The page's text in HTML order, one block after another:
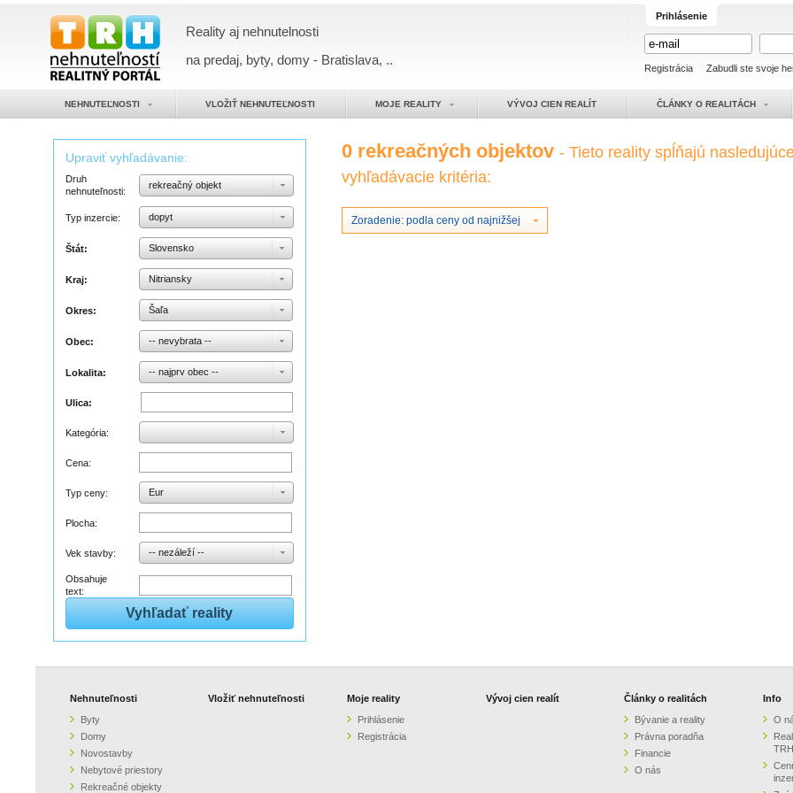
Reality aj nehnutelnosti
na predaj, byty, domy - Bratislava, ..
Prihlásenie
Registrácia Zabudli ste svoje
NEHNUTEĽNOSTI VLOŽIŤ NEHNUTEĽNOSTI MOJE REALITY VÝVOJ CIEN REALÍT ČLÁNKY O REALITÁCH
Upraviť vyhľadávanie:
Druh
nehnuteľnosti:
rekreačný objekt
Typ inzercie: dopyt
Štát: Slovensko
Kraj: Nitriansky
Okres: Šaľa
Obec: -- nevybrata --
Lokalita: -- najprv obec --
Ulica:
Kategória:
Cena:
Typ ceny: Eur
Plocha:
Vek stavby: -- nezáleží --
Obsahuje
text:
0 rekreačných objektov- Tieto reality spĺňajú
vyhľadávacie kritéria:
Zoradenie: podla ceny od najnižšej
Nehnuteľnosti
Byty
Domy
Novostavby
Nebytové priestory
Rekreačné objekty
Vložiť nehnuteľnosti
Moje reality
Prihlásenie
Registrácia
Vývoj cien realít
Články o realitách
Bývanie a reality
Právna poradňa
Financie
O nás
Info
O